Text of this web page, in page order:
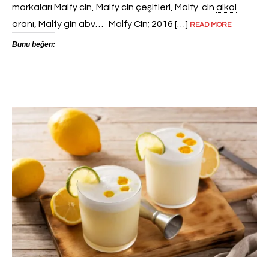
markaları Malfy cin, Malfy cin çeşitleri, Malfy cin alkol
oranı, Malfy gin abv… Malfy Cin; 2016 […] READ MORE
Bunu beğen: